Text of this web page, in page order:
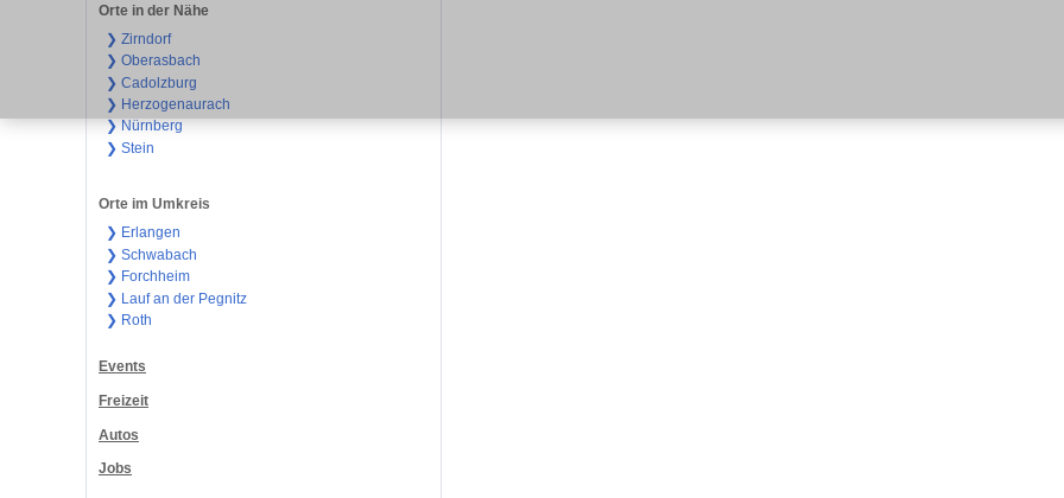
Orte in der Nähe
❯ Zirndorf
❯ Oberasbach
❯ Cadolzburg
❯ Herzogenaurach
❯ Nürnberg
❯ Stein
Orte im Umkreis
❯ Erlangen
❯ Schwabach
❯ Forchheim
❯ Lauf an der Pegnitz
❯ Roth
Events
Freizeit
Autos
Jobs